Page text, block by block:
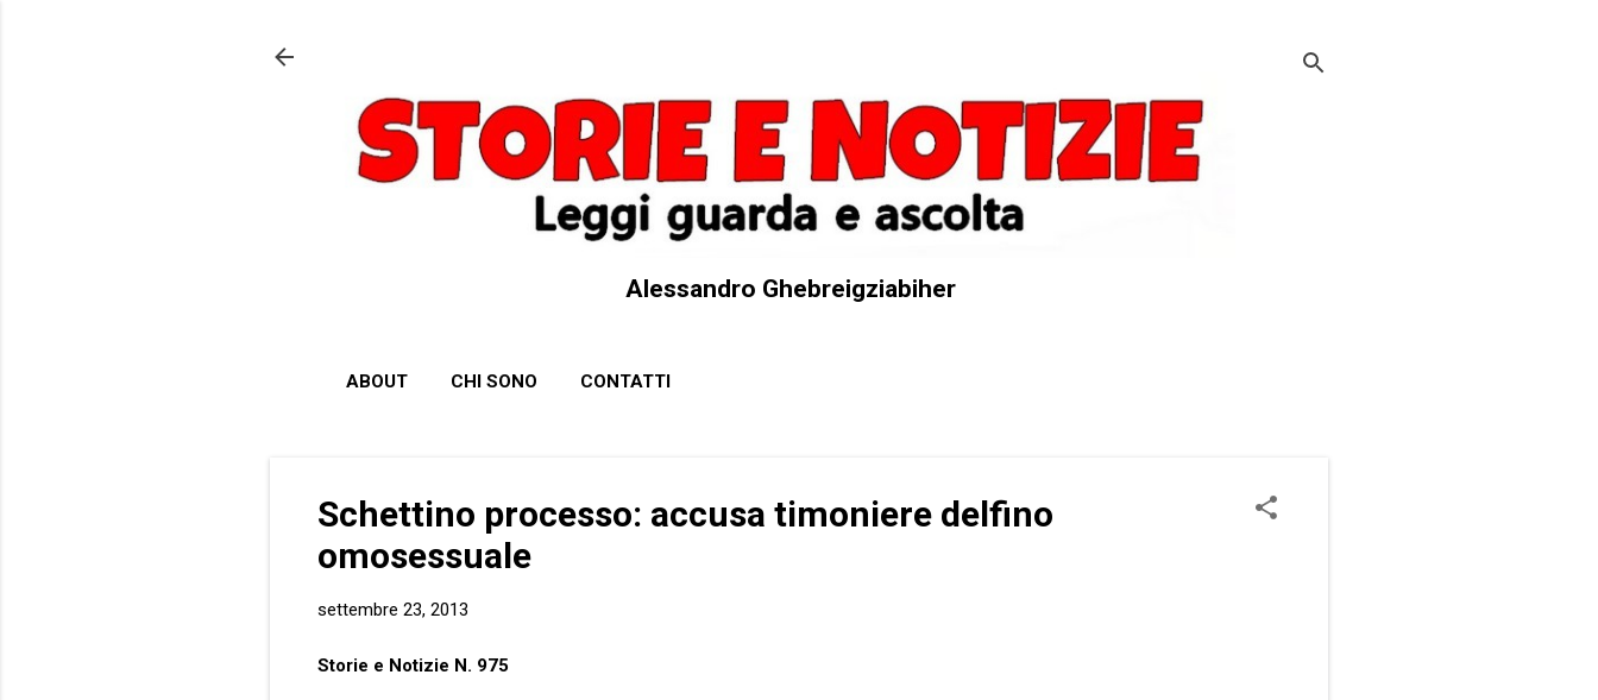
Alessandro Ghebreigziabiher
ABOUT CHI SONO CONTATTI
Schettino processo: accusa timoniere delfino
omosessuale
settembre 23, 2013
Storie e Notizie N. 975